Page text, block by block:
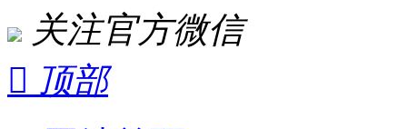
关注官方微信
 顶部